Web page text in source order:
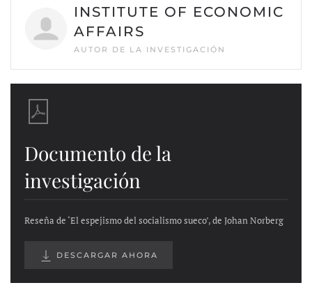
INSTITUTE OF ECONOMIC
AFFAIRS
AUTOR DE LA INVESTIGACIÓN
Documento de la
investigación
Reseña de ‘El espejismo del socialismo sueco’, de Johan Norberg
DESCARGAR AHORA